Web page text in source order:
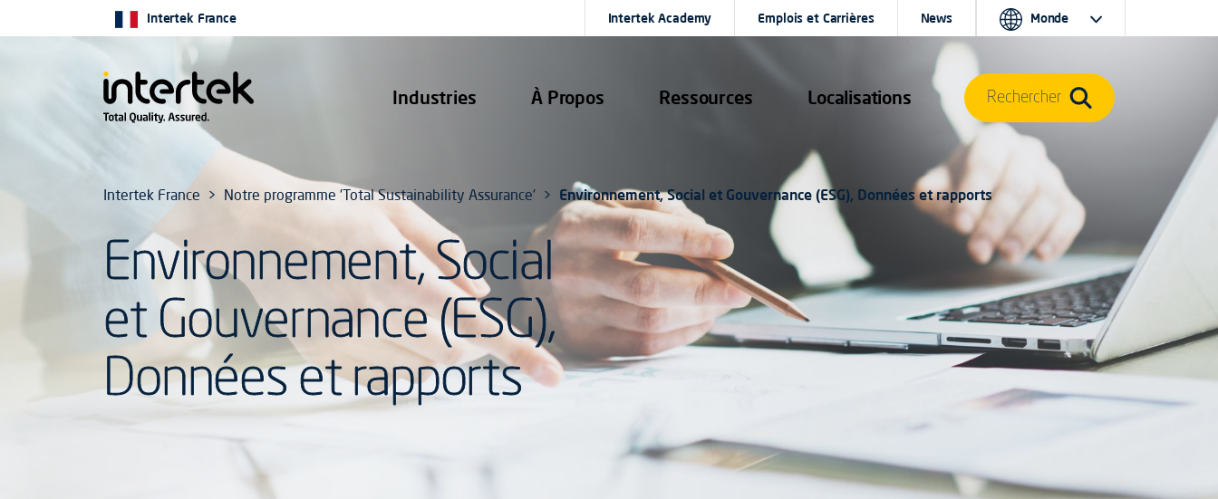
Industries À Propos Ressources Localisations
Intertek France Intertek Academy Emplois et Carrières News Monde
Rechercher
Intertek France Notre programme 'Total Sustainability Assurance' Environnement, Social et Gouvernance (ESG), Données et rapports
Environnement, Social
et Gouvernance (ESG),
Données et rapports